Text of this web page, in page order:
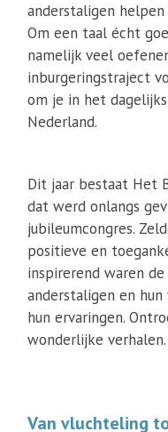
anderstaligen helpen
Om een taal écht
namelijk veel
inburgeringstraject
om je in het
Nederland.
Dit jaar bestaat Het
dat werd onlangs
jubileumcongres.
positieve en
inspirerend waren de
anderstaligen en
hun ervaringen.
wonderlijke verhalen.
Van vluchteling